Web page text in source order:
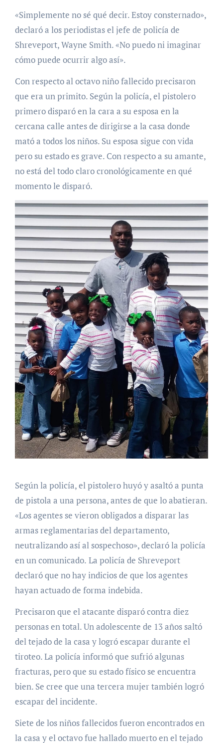
«Simplemente no sé qué decir. Estoy consternado»,
declaró a los periodistas el jefe de policía de
Shreveport, Wayne Smith. «No puedo ni imaginar
cómo puede ocurrir algo así».
Con respecto al octavo niño fallecido precisaron
que era un primito. Según la policía, el pistolero
primero disparó en la cara a su esposa en la
cercana calle antes de dirigirse a la casa donde
mató a todos los niños. Su esposa sigue con vida
pero su estado es grave. Con respecto a su amante,
no está del todo claro cronológicamente en qué
momento le disparó.
Según la policía, el pistolero huyó y asaltó a punta
de pistola a una persona, antes de que lo abatieran.
«Los agentes se vieron obligados a disparar las
armas reglamentarias del departamento,
neutralizando así al sospechoso», declaró la policía
en un comunicado. La policía de Shreveport
declaró que no hay indicios de que los agentes
hayan actuado de forma indebida.
Precisaron que el atacante disparó contra diez
personas en total.Un adolescente de 13 años saltó
del tejado de la casa y logró escapar durante el
tiroteo. La policía informó que sufrió algunas
fracturas, pero que su estado físico se encuentra
bien. Se cree que una tercera mujer también logró
escapar del incidente.
Siete de los niños fallecidos fueron encontrados en
la casa y el octavo fue hallado muerto en el tejado